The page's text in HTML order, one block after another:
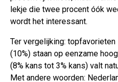
lekje die twee procent óók
wordt het interessant.
Ter vergelijking:
(10%) staan op eenzame
(8% kans tot 3% kans) valt
Met andere woorden: